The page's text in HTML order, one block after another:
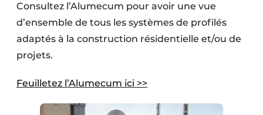
Consultez l’Alumecum pour avoir une vue
d’ensemble de tous les systèmes de profilés
adaptés à la construction résidentielle et/ou de
projets.
Feuilletez l’Alumecum ici >>